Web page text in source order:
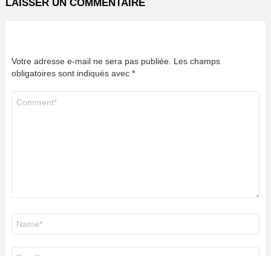
LAISSER UN COMMENTAIRE
Votre adresse e-mail ne sera pas publiée. Les champs
obligatoires sont indiqués avec *